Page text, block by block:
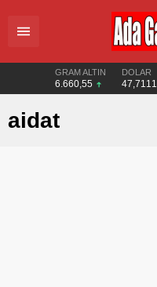
GRAM ALTIN
6.660,55
DOLAR
47,7111
aidat